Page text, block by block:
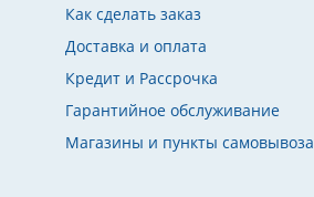
Как сделать заказ
Доставка и оплата
Кредит и Рассрочка
Гарантийное обслуживание
Магазины и пункты самовывоза